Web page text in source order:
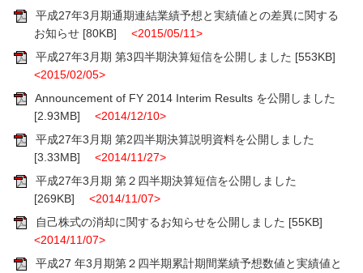
平成27年3月期通期連結業績予想と実績値との差異に関する
お知らせ[80KB] <2015/05/11>
平成27年3月期 第3四半期決算短信を公開しました [553KB]
<2015/02/05>
Announcement of FY 2014 Interim Results を公開しました
[2.93MB] <2014/12/10>
平成27年3月期 第2四半期決算説明資料を公開しました
[3.33MB] <2014/11/27>
平成27年3月期 第２四半期決算短信を公開しました
[269KB] <2014/11/07>
自己株式の消却に関するお知らせを公開しました [55KB]
<2014/11/07>
平成27 年3月期第２四半期累計期間業績予想数値と実績値と